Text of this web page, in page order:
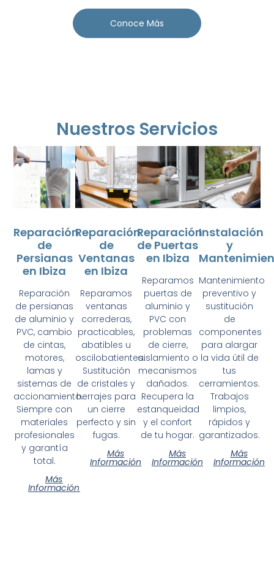
Conoce Más
Nuestros Servicios
Reparación
de
Persianas
en Ibiza
Reparación
de persianas
de aluminio y
PVC, cambio
de cintas,
motores,
lamas y
sistemas de
accionamiento.
Siempre con
materiales
profesionales
y garantía
total.
Más
Información
Reparación
de
Ventanas
en Ibiza
Reparamos
ventanas
correderas,
practicables,
abatibles u
oscilobatientes.
Sustitución
de cristales y
herrajes para
un cierre
perfecto y sin
fugas.
Más
Información
Reparación
de Puertas
en Ibiza
Reparamos
puertas de
aluminio y
PVC con
problemas
de cierre,
aislamiento o
mecanismos
dañados.
Recupera la
estanqueidad
y el confort
de tu hogar.
Más
Información
Instalación
y
Mantenimiento
preventivo y
sustitución
de
componentes
para alargar
la vida útil de
tus
cerramientos.
Trabajos
limpios,
rápidos y
garantizados.
Más
Información